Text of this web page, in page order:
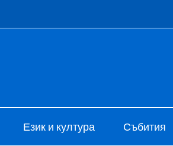
Език и култура Събития